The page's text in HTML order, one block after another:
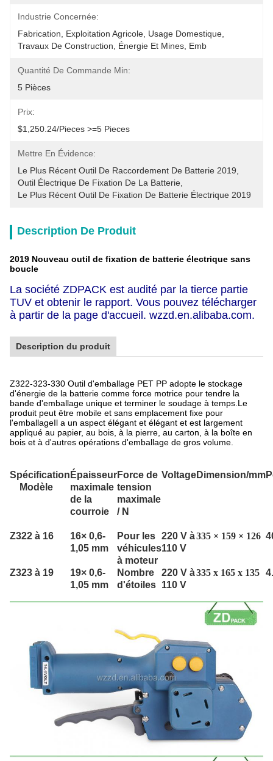
Industrie Concernée:
Fabrication, Exploitation Agricole, Usage Domestique,
Travaux De Construction, Énergie Et Mines, Emb
Quantité De Commande Min:
5 Pièces
Prix:
$1,250.24/pieces >=5 Pieces
Mettre En Évidence:
Le Plus Récent Outil De Raccordement De Batterie 2019
Outil Électrique De Fixation De La Batterie
Le Plus Récent Outil De Fixation De Batterie Électrique 2019
Description De Produit
2019 Nouveau outil de fixation de batterie électrique sans
boucle
La société ZDPACK est audité par la tierce partie
TUV et obtenir le rapport. Vous pouvez télécharger
à partir de la page d'accueil. wzzd.en.alibaba.com.
Description du produit
Z322-323-330 Outil d'emballage PET PP adopte le stockage
d'énergie de la batterie comme force motrice pour tendre la
bande d'emballage unique et terminer le soudage à temps.Le
produit peut être mobile et sans emplacement fixe pour
l'emballageIl a un aspect élégant et élégant et est largement
appliqué au papier, au bois, à la pierre, au carton, à la boîte en
bois et à d'autres opérations d'emballage de gros volume.
Spécification
Modèle
Épaisseur
maximale
de la
courroie
Force de
tension
maximale
/ N
VoltageDimension/mm
Z322 à 16 16× 0,6-
1,05 mm
Pour les
véhicules
à moteur
220 V à
110 V
335 × 159 × 126
Z323 à 19 19× 0,6-
1,05 mm
Nombre
d'étoiles
220 V à
110 V
335 x 165 x 135